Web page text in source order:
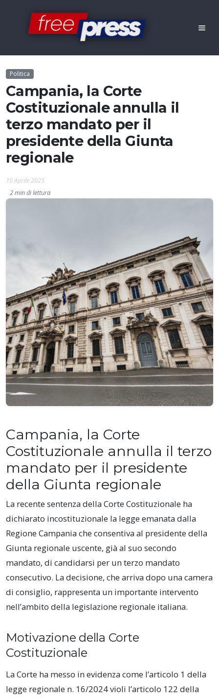
Politica
Campania, la Corte
Costituzionale annulla il
terzo mandato per il
presidente della Giunta
regionale
10 Aprile 2025
2 min di lettura
Campania, la Corte
Costituzionale annulla il terzo
mandato per il presidente
della Giunta regionale
La recente sentenza della Corte Costituzionale ha
dichiarato incostituzionale la legge emanata dalla
Regione Campania che consentiva al presidente della
Giunta regionale uscente, già al suo secondo
mandato, di candidarsi per un terzo mandato
consecutivo. La decisione, che arriva dopo una camera
di consiglio, rappresenta un importante intervento
nell’ambito della legislazione regionale italiana.
Motivazione della Corte
Costituzionale
La Corte ha messo in evidenza come l’articolo 1 della
legge regionale n. 16/2024 violi l’articolo 122 della